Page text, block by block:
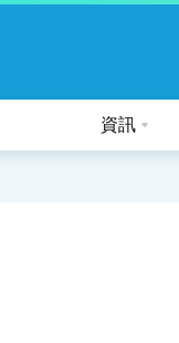
資訊